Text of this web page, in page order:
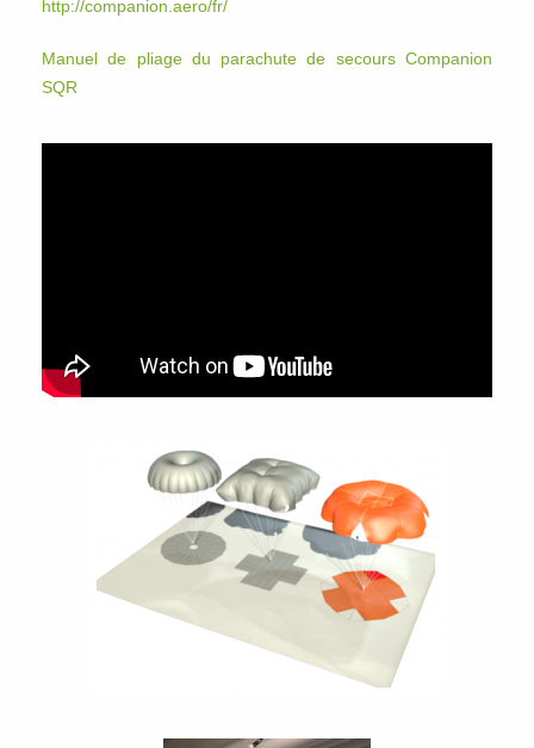
http://companion.aero/fr/
Manuel de pliage du parachute de secours Companion
SQR